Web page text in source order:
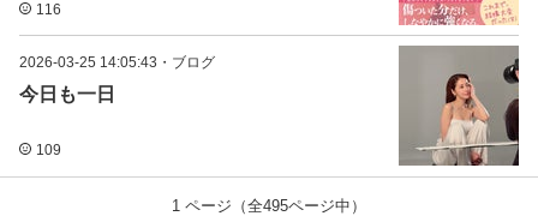
116
2026-03-25 14:05:43 ・ ブログ
今日も一日
109
1 ページ（全495ページ中）